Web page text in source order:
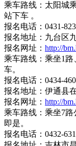
乘车路线：太阳城
站下车 。
报名电话：0431-
报名地址：九台区
报名网址： http://
乘车路线：乘坐1
车。
报名电话：0434-
报名地址：伊通县
报名网址： http://
乘车路线：乘坐7
即是。
报名电话：0432-